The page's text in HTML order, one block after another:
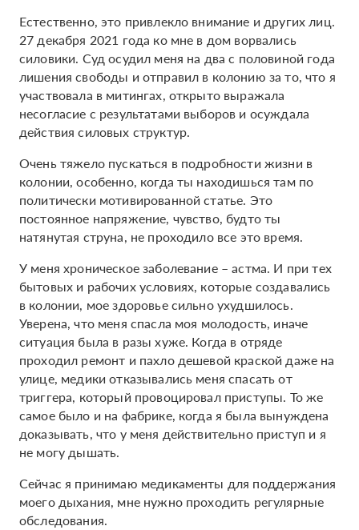
Естественно, это привлекло внимание и других лиц.
27 декабря 2021 года ко мне в дом ворвались
силовики. Суд осудил меня на два с половиной года
лишения свободы и отправил в колонию за то, что я
участвовала в митингах, открыто выражала
несогласие с результатами выборов и осуждала
действия силовых структур.
Очень тяжело пускаться в подробности жизни в
колонии, особенно, когда ты находишься там по
политически мотивированной статье. Это
постоянное напряжение, чувство, будто ты
натянутая струна, не проходило все это время.
У меня хроническое заболевание – астма. И при тех
бытовых и рабочих условиях, которые создавались
в колонии, мое здоровье сильно ухудшилось.
Уверена, что меня спасла моя молодость, иначе
ситуация была в разы хуже. Когда в отряде
проходил ремонт и пахло дешевой краской даже на
улице, медики отказывались меня спасать от
триггера, который провоцировал приступы. То же
самое было и на фабрике, когда я была вынуждена
доказывать, что у меня действительно приступ и я
не могу дышать.
Сейчас я принимаю медикаменты для поддержания
моего дыхания, мне нужно проходить регулярные
обследования.